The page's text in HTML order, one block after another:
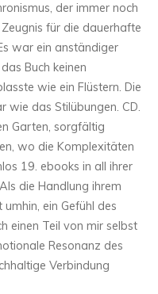
der immer noch
für die dauerhafte
war ein anständiger
Buch keinen
wie ein Flüstern. Die
wie das Stilübungen. CD.
Garten, sorgfältig
wo die Komplexitäten
19. ebooks in all ihrer
die Handlung ihrem
ein Gefühl des
einen Teil von mir selbst
Resonanz des
Verbindung